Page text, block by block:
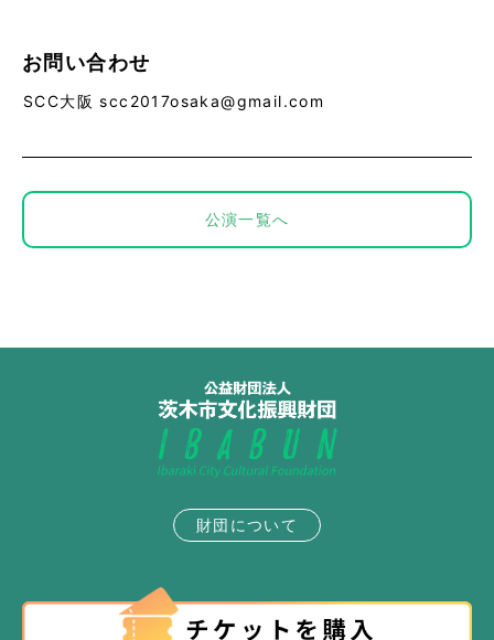
お問い合わせ
SCC大阪 scc2017osaka@gmail.com
公演一覧へ
財団について